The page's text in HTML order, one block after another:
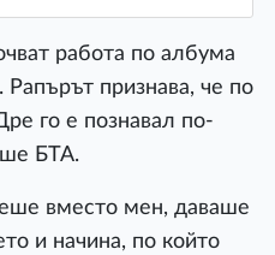
работа по албума
признава, че по
го е познавал по-
БТА.
вместо мен, даваше
и начина, по който